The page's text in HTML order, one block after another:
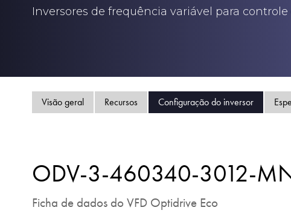
Inversores de frequência variável para
Visão geral Recursos Configuração do inversor
ODV-3-460340-3012-
Ficha de dados do VFD Optidrive Eco